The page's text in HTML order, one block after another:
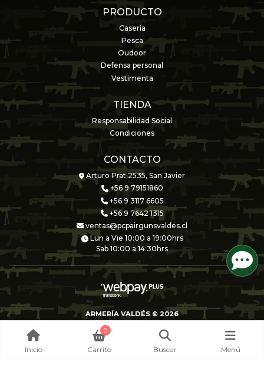
PRODUCTO
Casería
Pesca
Oudoor
Defensa personal
Vestimenta
TIENDA
Responsabilidad Social
Condiciones
CONTACTO
Arturo Prat 2535, San Javier
+56 9 79151860
+56 9 3117 6605
+56 9 7642 1315
ventas@pcpairgunsvaldes.cl
Lun a Vie 10:00 a 19:00hrs
Sab 10:00 a 14:30hrs
ARMERÍA VALDÉS © 2026
Creado por
Inicio
0
Carrito Buscar Menú